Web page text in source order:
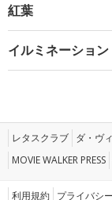
紅葉
イルミネーション
レタスクラブ ダ・ヴ
MOVIE WALKER PRESS
利用規約 プライバシ